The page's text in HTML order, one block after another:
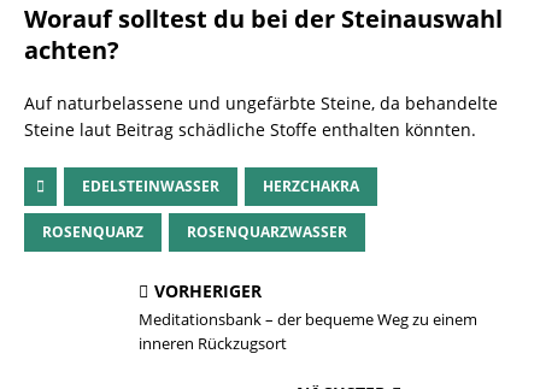
Worauf solltest du bei der Steinauswahl
achten?
Auf naturbelassene und ungefärbte Steine, da behandelte
Steine laut Beitrag schädliche Stoffe enthalten könnten.
EDELSTEINWASSER HERZCHAKRA
ROSENQUARZ ROSENQUARZWASSER
VORHERIGER
Meditationsbank – der bequeme Weg zu einem
inneren Rückzugsort